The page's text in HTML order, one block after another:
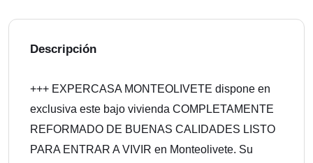
Descripción
+++ EXPERCASA MONTEOLIVETE dispone en
exclusiva este bajo vivienda COMPLETAMENTE
REFORMADO DE BUENAS CALIDADES LISTO
PARA ENTRAR A VIVIR en Monteolivete. Su